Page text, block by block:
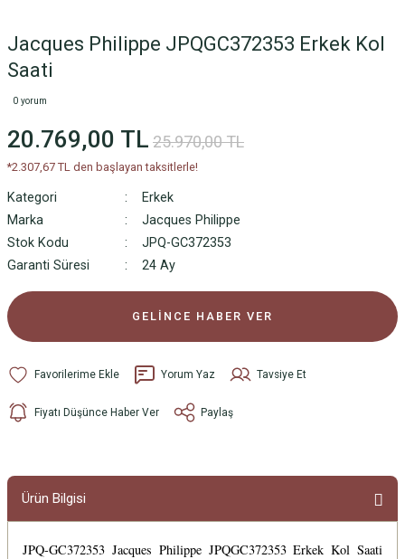
Jacques Philippe JPQGC372353 Erkek Kol
Saati
0 yorum
20.769,00 TL 25.970,00 TL
*2.307,67 TL den başlayan taksitlerle!
Kategori
Erkek
Marka
Jacques Philippe
Stok Kodu
JPQ-GC372353
Garanti Süresi
24 Ay
GELİNCE HABER VER
Yorum Yaz Tavsiye Et
Fiyatı Düşünce Haber Ver Paylaş
Ürün Bilgisi
JPQ-GC372353 Jacques Philippe JPQGC372353 Erkek Kol Saati